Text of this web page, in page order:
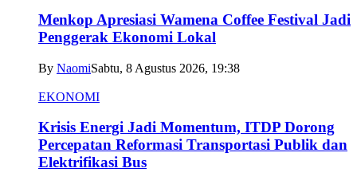
Menkop Apresiasi Wamena Coffee Festival Jadi
Penggerak Ekonomi Lokal
By NaomiSabtu, 8 Agustus 2026, 19:38
EKONOMI
Krisis Energi Jadi Momentum, ITDP Dorong
Percepatan Reformasi Transportasi Publik dan
Elektrifikasi Bus